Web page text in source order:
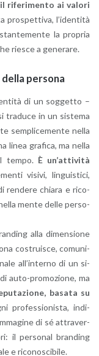
ri­fe­ri­men­to ai va­lo­ri
pro­spet­ti­va, l’i­den­ti­tà
la pro­pria
rie­sce a ge­ne­ra­re.
per­so­na
di un sog­get­to –
tra­du­ce in un si­ste­ma
sem­pli­ce­men­te nella
linea gra­fi­ca, ma nella
tempo. È un’at­ti­vi­tà
vi­si­vi, lin­gui­sti­ci,
ren­de­re chia­ra e ri­co­
mente delle per­so­
alla di­men­sio­ne
co­strui­sce, co­mu­ni­
al­l’in­ter­no di un si­
au­to-pro­mo­zio­ne, ma
ba­sa­ta su
pro­fes­sio­ni­sta, in­di­
di sé at­tra­ver­
il per­so­nal bran­ding
e ri­co­no­sci­bi­le.